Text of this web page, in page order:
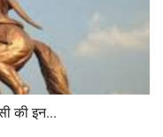
की इन...